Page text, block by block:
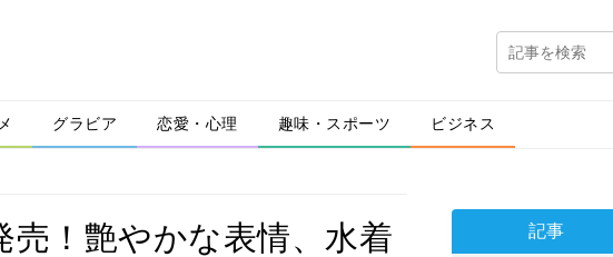
グラビア 恋愛・心理 趣味・スポーツ ビジネス
売！艶やかな表情、水着
記事